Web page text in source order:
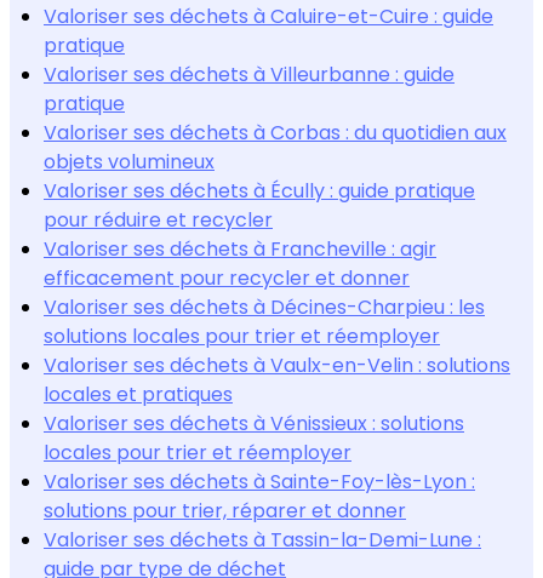
Valoriser ses déchets à Caluire-et-Cuire : guide
pratique
Valoriser ses déchets à Villeurbanne : guide
pratique
Valoriser ses déchets à Corbas : du quotidien aux
objets volumineux
Valoriser ses déchets à Écully : guide pratique
pour réduire et recycler
Valoriser ses déchets à Francheville : agir
efficacement pour recycler et donner
Valoriser ses déchets à Décines-Charpieu : les
solutions locales pour trier et réemployer
Valoriser ses déchets à Vaulx-en-Velin : solutions
locales et pratiques
Valoriser ses déchets à Vénissieux : solutions
locales pour trier et réemployer
Valoriser ses déchets à Sainte-Foy-lès-Lyon :
solutions pour trier, réparer et donner
Valoriser ses déchets à Tassin-la-Demi-Lune :
guide par type de déchet